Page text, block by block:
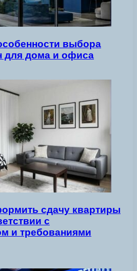
выбора
для дома и офиса
сдачу квартиры
с
и требованиями